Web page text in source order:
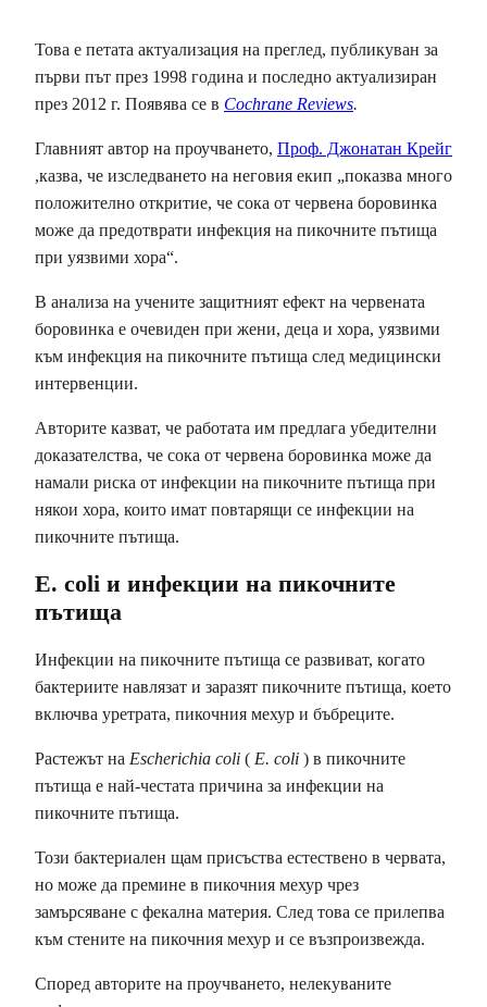
Това е петата актуализация на преглед, публикуван за
първи път през 1998 година и последно актуализиран
през 2012 г. Появява се в Cochrane Reviews.
Главният автор на проучването, Проф. Джонатан Крейг
,казва, че изследването на неговия екип „показва много
положително откритие, че сока от червена боровинка
може да предотврати инфекция на пикочните пътища
при уязвими хора“.
В анализа на учените защитният ефект на червената
боровинка е очевиден при жени, деца и хора, уязвими
към инфекция на пикочните пътища след медицински
интервенции.
Авторите казват, че работата им предлага убедителни
доказателства, че сока от червена боровинка може да
намали риска от инфекции на пикочните пътища при
някои хора, които имат повтарящи се инфекции на
пикочните пътища.
E. coli и инфекции на пикочните
пътища
Инфекции на пикочните пътища се развиват, когато
бактериите навлязат и заразят пикочните пътища, което
включва уретрата, пикочния мехур и бъбреците.
Растежът на Escherichia coli ( E. coli ) в пикочните
пътища е най-честата причина за инфекции на
пикочните пътища.
Този бактериален щам присъства естествено в червата,
но може да премине в пикочния мехур чрез
замърсяване с фекална материя. След това се прилепва
към стените на пикочния мехур и се възпроизвежда.
Според авторите на проучването, нелекуваните